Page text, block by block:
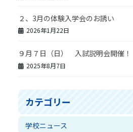
２、3月の体験入学会のお誘い
2026年1月22日
９月７日（日） 入試説明会開催！
2025年8月7日
カテゴリー
学校ニュース